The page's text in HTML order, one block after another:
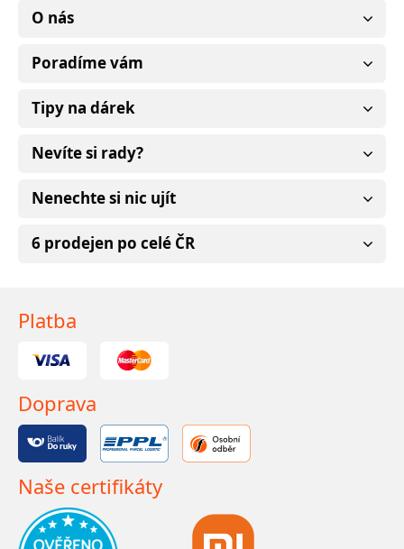
O nás
Poradíme vám
Tipy na dárek
Nevíte si rady?
Nenechte si nic ujít
6 prodejen po celé ČR
Platba
Doprava
Naše certifikáty